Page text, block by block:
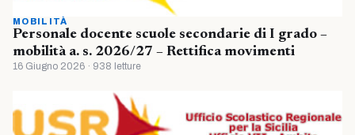
MOBILITÀ
Personale docente scuole secondarie di I grado –
mobilità a. s. 2026/27 – Rettifica movimenti
16 Giugno 2026 · 938 letture